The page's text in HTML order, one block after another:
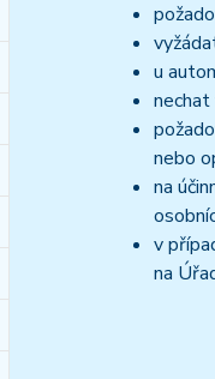
u
nebo
na
v
na